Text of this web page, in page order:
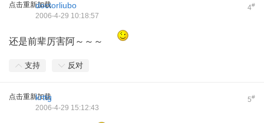
点击重新加载 4#
doctorliubo
2006-4-29 10:18:57
还是前辈厉害阿～～～
支持 反对
点击重新加载 5#
krttg
2006-4-29 15:12:43